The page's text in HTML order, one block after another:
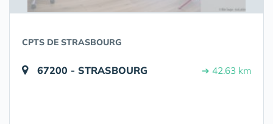
CPTS DE STRASBOURG
67200 - STRASBOURG ➔ 42.63 km